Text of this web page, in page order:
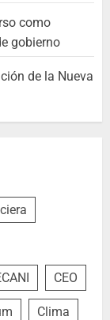
como
gobierno
de la Nueva
CEO
Clima